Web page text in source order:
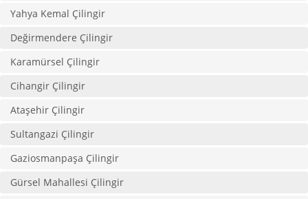
Yahya Kemal Çilingir
Değirmendere Çilingir
Karamürsel Çilingir
Cihangir Çilingir
Ataşehir Çilingir
Sultangazi Çilingir
Gaziosmanpaşa Çilingir
Gürsel Mahallesi Çilingir